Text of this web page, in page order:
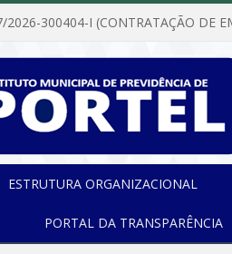
ESTRUTURA ORGANIZACIONAL
PORTAL DA TRANSPARÊNCIA